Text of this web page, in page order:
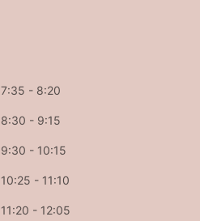
7:35 - 8:20
8:30 - 9:15
9:30 - 10:15
10:25 - 11:10
11:20 - 12:05